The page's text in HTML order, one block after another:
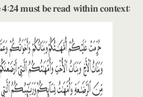
𝐦𝐮𝐬𝐭 𝐛𝐞 𝐫𝐞𝐚𝐝 𝐰𝐢𝐭𝐡𝐢𝐧 𝐜𝐨𝐧𝐭𝐞𝐱𝐭: